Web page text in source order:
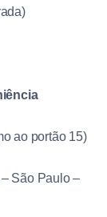
ao portão 15)
São Paulo –